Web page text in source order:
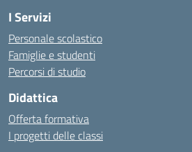
I Servizi
Personale scolastico
Famiglie e studenti
Percorsi di studio
Didattica
Offerta formativa
I progetti delle classi